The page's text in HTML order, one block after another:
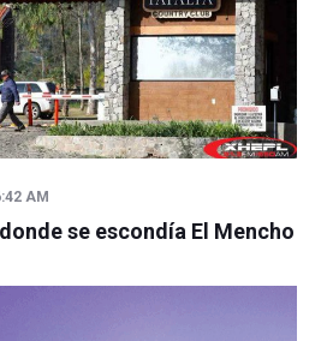
AM
se escondía El Mencho